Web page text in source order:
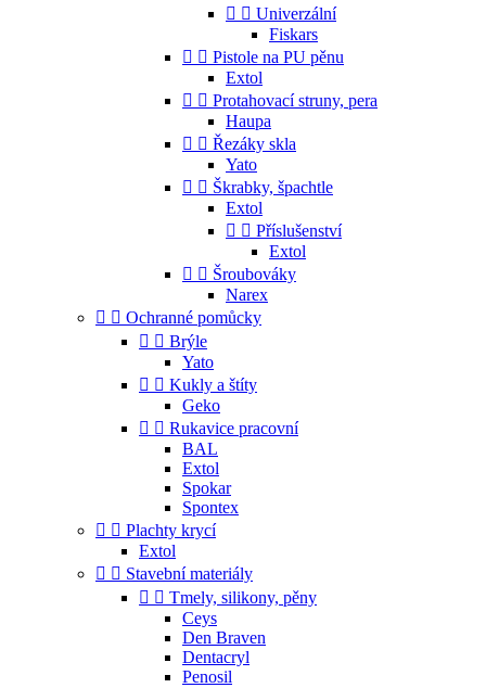
  Univerzální
Fiskars
  Pistole na PU pěnu
Extol
  Protahovací struny, pera
Haupa
  Řezáky skla
Yato
  Škrabky, špachtle
Extol
  Příslušenství
Extol
  Šroubováky
Narex
  Ochranné pomůcky
  Brýle
Yato
  Kukly a štíty
Geko
  Rukavice pracovní
BAL
Extol
Spokar
Spontex
  Plachty krycí
Extol
  Stavební materiály
  Tmely, silikony, pěny
Ceys
Den Braven
Dentacryl
Penosil